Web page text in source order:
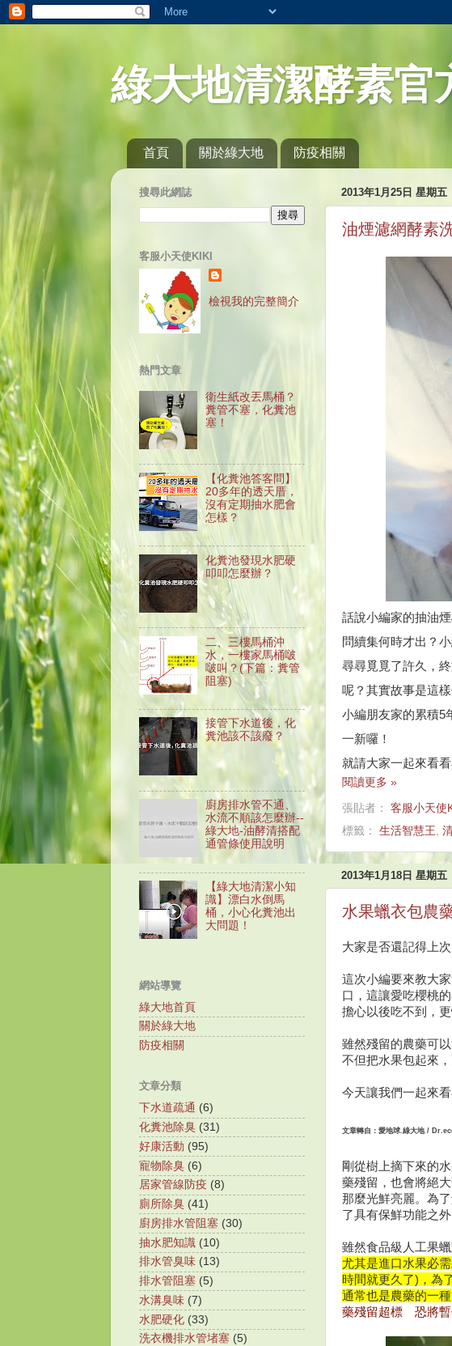
綠大地清潔酵素官
首頁 關於綠大地 防疫相關
2013年1月25日 星期五
油煙濾網酵素
話說小編家的抽油
問續集何時才出？
尋尋覓覓了許久，
呢？其實故事是這
小編朋友家的累積5
一新囉！
就請大家一起來看
閱讀更多 »
張貼者： 客服小天使
標籤： 生活智慧王
2013年1月18日 星期五
水果蠟衣包農
大家是否還記得上
這次小編要來教大
口，這讓愛吃櫻桃
擔心以後吃不到，
雖然殘留的農藥可
不但把水果包起來
今天讓我們一起來
文章轉自：愛地球.綠大地 / Dr.ec
剛從樹上摘下來的
藥殘留，也會將絕
那麼光鮮亮麗。為
了具有保鮮功能之
雖然食品級人工果
尤其是進口水果必
時間就更久了)，為
通常也是農藥的一種
藥殘留超標 恐將暫
搜尋此網誌
客服小天使KIKI
檢視我的完整簡介
熱門文章
衛生紙改丟馬桶？
糞管不塞，化糞池
塞！
【化糞池答客問】
20多年的透天厝，
沒有定期抽水肥會
怎樣？
化糞池發現水肥硬
叩叩怎麼辦？
二、三樓馬桶沖
水，一樓家馬桶啵
啵叫？(下篇：糞管
阻塞)
接管下水道後，化
糞池該不該廢？
廚房排水管不通、
水流不順該怎麼辦--
綠大地-油酵清搭配
通管條使用說明
【綠大地清潔小知
識】漂白水倒馬
桶，小心化糞池出
大問題！
網站導覽
綠大地首頁
關於綠大地
防疫相關
文章分類
下水道疏通 (6)
化糞池除臭 (31)
好康活動 (95)
寵物除臭 (6)
居家管線防疫 (8)
廁所除臭 (41)
廚房排水管阻塞 (30)
抽水肥知識 (10)
排水管臭味 (13)
排水管阻塞 (5)
水溝臭味 (7)
水肥硬化 (33)
洗衣機排水管堵塞 (5)